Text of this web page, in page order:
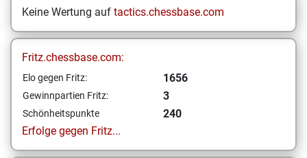
Keine Wertung auf tactics.chessbase.com
Fritz.chessbase.com:
Elo gegen Fritz: 1656
Gewinnpartien Fritz: 3
Schönheitspunkte
240
Erfolge gegen Fritz...